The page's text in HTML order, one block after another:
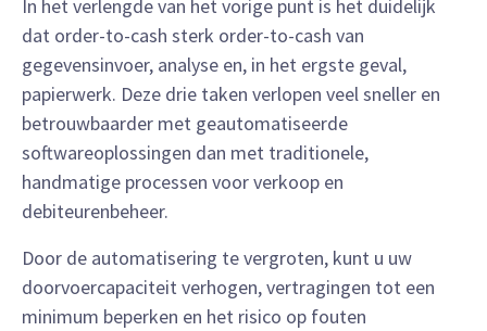
In het verlengde van het vorige punt is het duidelijk
dat order-to-cash sterk order-to-cash van
gegevensinvoer, analyse en, in het ergste geval,
papierwerk. Deze drie taken verlopen veel sneller en
betrouwbaarder met geautomatiseerde
softwareoplossingen dan met traditionele,
handmatige processen voor verkoop en
debiteurenbeheer.
Door de automatisering te vergroten, kunt u uw
doorvoercapaciteit verhogen, vertragingen tot een
minimum beperken en het risico op fouten